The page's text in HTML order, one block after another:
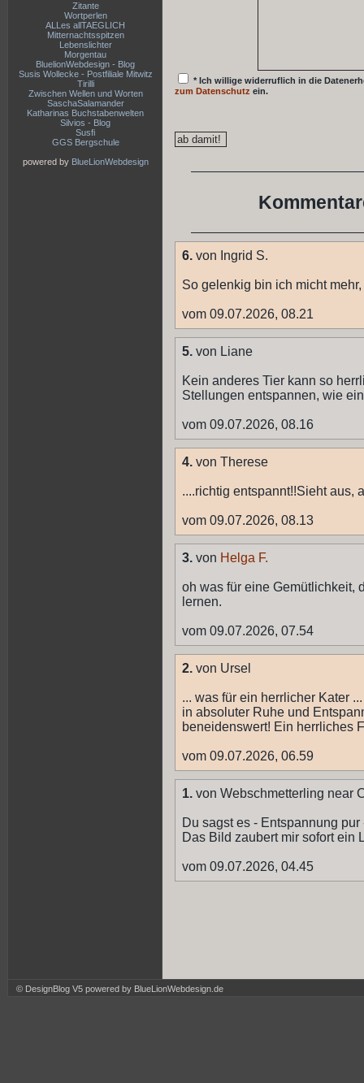
Zitante
Wortperlen
ALLes allTAEGLICH
Mitternachtsspitzen
Lebenslichter
Morgentau
BluelionWebdesign - Blog
Susis Wollecke - Postfiliale Mitwitz
Tirilli
Zwischen Wellen und Worten
SaschaSalamander
Katharinas Buchstabenwelten
Silvios - Blog
Susfi
GGS Bergschule
powered by BlueLionWebdesign
* Ich willige widerruflich in die
zum Datenschutz ein.
6. von Ingrid S.
So gelenkig bin ich micht
vom 09.07.2026, 08.21
5. von Liane
Kein anderes Tier kann so
Stellungen entspannen, wie
vom 09.07.2026, 08.16
4. von Therese
....richtig entspannt!!Sieht aus,
vom 09.07.2026, 08.13
3. von Helga F.
oh was für eine Gemütlichkeit,
lernen.
vom 09.07.2026, 07.54
2. von Ursel
... was für ein herrlicher Kater ...
in absoluter Ruhe und
beneidenswert! Ein herrliches
vom 09.07.2026, 06.59
1. von Webschmetterling near
Du sagst es - Entspannung pur
Das Bild zaubert mir sofort ein
vom 09.07.2026, 04.45
© DesignBlog V5 powered by BlueLionWebdesign.de